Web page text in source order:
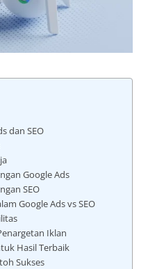
dan SEO
Google Ads
SEO
Google Ads vs SEO
Iklan
Hasil Terbaik
Sukses